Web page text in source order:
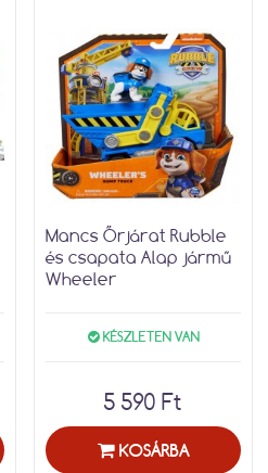
Mancs Őrjárat Rubble
és csapata Alap jármű
Wheeler
KÉSZLETEN VAN
5 590 Ft
KOSÁRBA